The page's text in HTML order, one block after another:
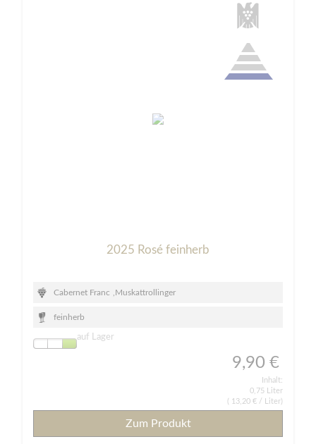
2025 Rosé feinherb
Cabernet Franc Muskattrollinger
feinherb
auf Lager
9,90 €
Inhalt:
0,75 Liter
13,20 € / Liter)
Zum Produkt